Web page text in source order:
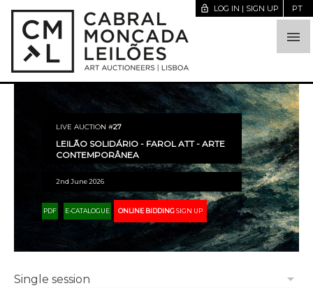

lock_open LOG IN | SIGN UP PT
LIVE AUCTION #27
LEILÃO SOLIDÁRIO - FAROL ATT - ARTE
CONTEMPORÂNEA
2nd June 2026
PDF E-CATALOGUE ONLINE BIDDINGSIGN UP
arrow_drop_down
Single session